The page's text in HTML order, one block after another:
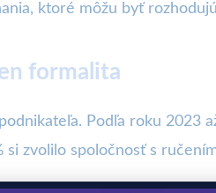
ktoré môžu byť
formalita
Podľa roku 2023
zvolilo spoločnosť s